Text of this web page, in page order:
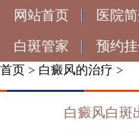
网站首页 医院
白斑管家 预约
首页 > 白癜风的治疗 >
白癜风白斑